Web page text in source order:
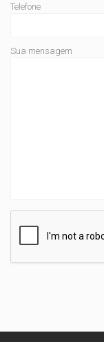
Telefone
Sua mensagem